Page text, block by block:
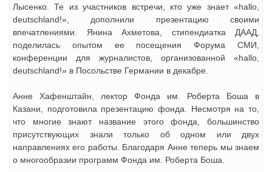
Лысенко. Те из участников встречи, кто уже знает «hallo,
deutschland!», дополнили презентацию своими
впечатлениями. Янина Ахметова, стипендиатка ДААД,
поделилась опытом ее посещения Форума СМИ,
конференции для журналистов, организованной «hallo,
deutschland!» в Посольстве Германии в декабре.
Анне Хафенштайн, лектор Фонда им. Роберта Боша в
Казани, подготовила презентацию фонда. Несмотря на то,
что многие знают название этого фонда, большинство
присутствующих знали только об одном или двух
направлениях его работы. Благодаря Анне теперь мы знаем
о многообразии программ Фонда им. Роберта Боша.